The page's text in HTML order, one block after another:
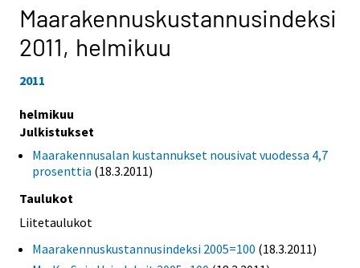
Maarakennuskustannusindeksi
2011, helmikuu
2011
helmikuu
Julkistukset
Maarakennusalan kustannukset nousivat vuodessa 4,7
prosenttia (18.3.2011)
Taulukot
Liitetaulukot
Maarakennuskustannusindeksi 2005=100 (18.3.2011)